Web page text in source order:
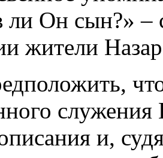
ли Он сын?» –
жители
служения
и,